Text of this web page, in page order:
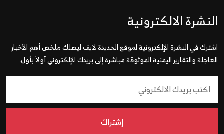
النشرة الالكترونية
اشترك في النشرة الإلكترونية لموقع الحديدة لايف ليصلك ملخص أهم الأخبار
العاجلة والتقارير اليمنية الموثوقة مباشرة إلى بريدك الإلكتروني أولاً بأول.
إشتراك